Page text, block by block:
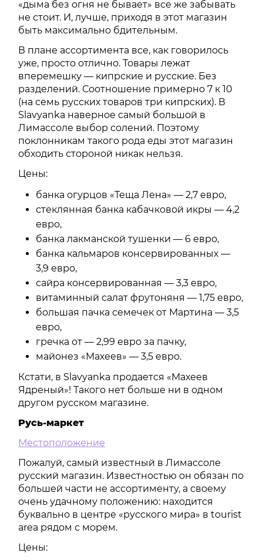
«дыма без огня не бывает» все же забывать
не стоит. И, лучше, приходя в этот магазин
быть максимально бдительным.
В плане ассортимента все, как говорилось
уже, просто отлично. Товары лежат
вперемешку — кипрские и русские. Без
разделений. Соотношение примерно 7 к 10
(на семь русских товаров три кипрских). В
Slavyanka наверное самый большой в
Лимассоле выбор солений. Поэтому
поклонникам такого рода еды этот магазин
обходить стороной никак нельзя.
Цены:
банка огурцов «Теща Лена» — 2,7 евро,
стеклянная банка кабачковой икры — 4,2
евро,
банка лакманской тушенки — 6 евро,
банка кальмаров консервированных —
3,9 евро,
сайра консервированная — 3,3 евро,
витаминный салат фрутоняня — 1,75 евро,
большая пачка семечек от Мартина — 3,5
евро,
гречка от — 2,99 евро за пачку,
майонез «Махеев» — 3,5 евро.
Кстати, в Slavyanka продается «Махеев
Ядреный»! Такого нет больше ни в одном
другом русском магазине.
Русь-маркет
Местоположение
Пожалуй, самый известный в Лимассоле
русский магазин. Известностью он обязан по
большей части не ассортименту, а своему
очень удачному положению: находится
буквально в центре «русского мира» в tourist
area рядом с морем.
Цены: